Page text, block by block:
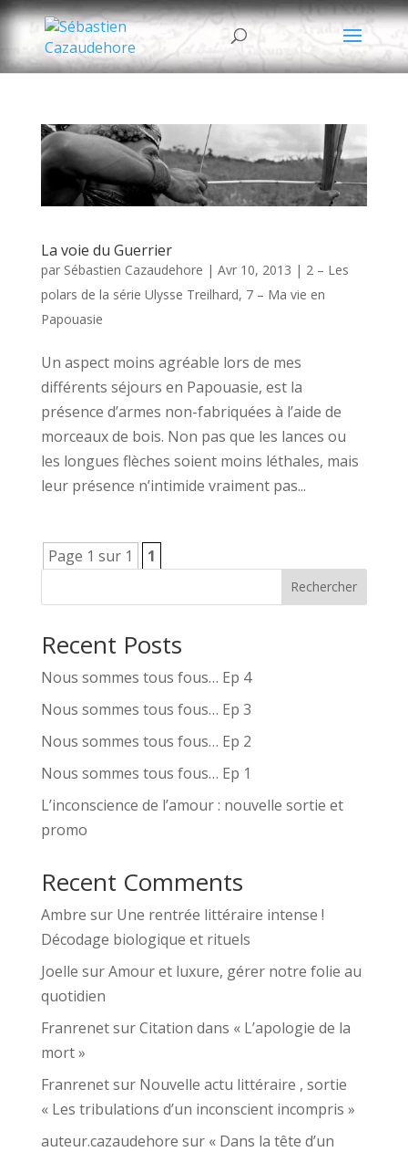
La voie du Guerrier
par Sébastien Cazaudehore | Avr 10, 2013 | 2 – Les
polars de la série Ulysse Treilhard, 7 – Ma vie en
Papouasie
Un aspect moins agréable lors de mes
différents séjours en Papouasie, est la
présence d’armes non-fabriquées à l’aide de
morceaux de bois. Non pas que les lances ou
les longues flèches soient moins léthales, mais
leur présence n’intimide vraiment pas...
Page 1 sur 1 1
Rechercher
Recent Posts
Nous sommes tous fous… Ep 4
Nous sommes tous fous… Ep 3
Nous sommes tous fous… Ep 2
Nous sommes tous fous… Ep 1
L’inconscience de l’amour : nouvelle sortie et
promo
Recent Comments
Ambre sur Une rentrée littéraire intense !
Décodage biologique et rituels
Joelle surAmour et luxure, gérer notre folie au
quotidien
FranrenetsurCitation dans « L’apologie de la
mort »
Franrenetsur Nouvelle actu littéraire , sortie
« Les tribulations d’un inconscient incompris »
auteur.cazaudehore sur « Dans la tête d’un